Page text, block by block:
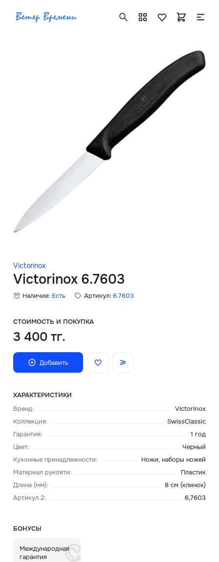
Victorinox
Victorinox 6.7603
Наличие: Есть Артикул: 6.7603
СТОИМОСТЬ И ПОКУПКА
3 400 тг.
Добавить
ХАРАКТЕРИСТИКИ
Бренд:
Victorinox
Коллекция:
SwissClassic
Гарантия:
1 год
Цвет:
Черный
Кухонные принадлежности:
Ножи, наборы ножей
Материал рукояти:
Пластик
Длина (мм):
8 см (клинок)
Артикул 2: 6,7603
БОНУСЫ
Международная
гарантия
+7 ( 705 ) 181-42-50
info@vetervremeni.kz
Авторизация
Каталог
Главная
О нас